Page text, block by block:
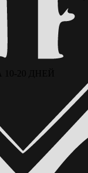
20 ДНЕЙ